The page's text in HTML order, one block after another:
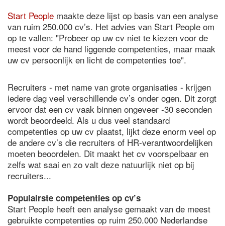
Start People maakte deze lijst op basis van een analyse
van ruim 250.000 cv’s. Het advies van Start People om
op te vallen: "Probeer op uw cv niet te kiezen voor de
meest voor de hand liggende competenties, maar maak
uw cv persoonlijk en licht de competenties toe".
Recruiters - met name van grote organisaties - krijgen
iedere dag veel verschillende cv’s onder ogen. Dit zorgt
ervoor dat een cv vaak binnen ongeveer -30 seconden
wordt beoordeeld. Als u dus veel standaard
competenties op uw cv plaatst, lijkt deze enorm veel op
de andere cv’s die recruiters of HR-verantwoordelijken
moeten beoordelen. Dit maakt het cv voorspelbaar en
zelfs wat saai en zo valt deze natuurlijk niet op bij
recruiters...
Populairste competenties op cv’s
Start People heeft een analyse gemaakt van de meest
gebruikte competenties op ruim 250.000 Nederlandse